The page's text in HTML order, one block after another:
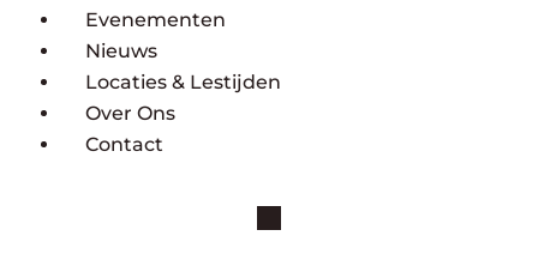
Evenementen
Nieuws
Locaties & Lestijden
Over Ons
Contact